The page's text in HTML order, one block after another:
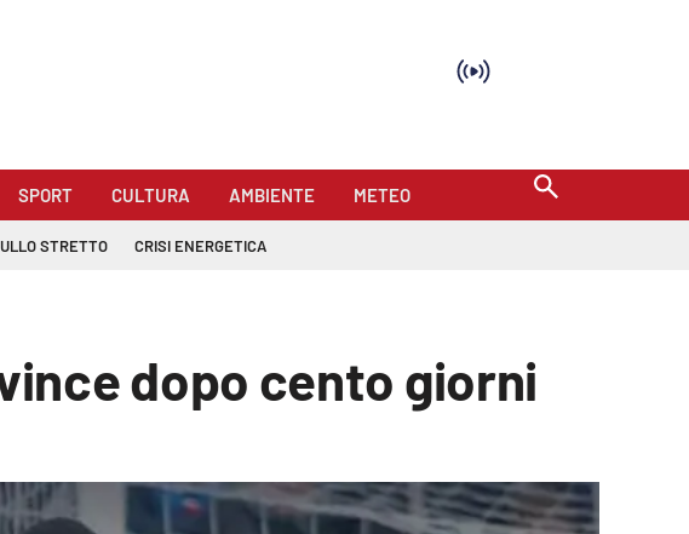
SPORT CULTURA AMBIENTE METEO
STRETTO CRISI ENERGETICA
dopo cento giorni